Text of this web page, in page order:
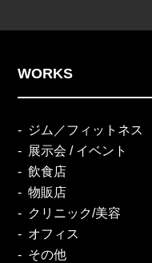
WORKS
ジム／フィットネス
展示会 / イベント
飲食店
物販店
クリニック/美容
オフィス
その他